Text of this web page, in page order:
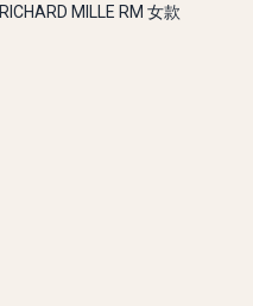
RICHARD MILLE RM 女款